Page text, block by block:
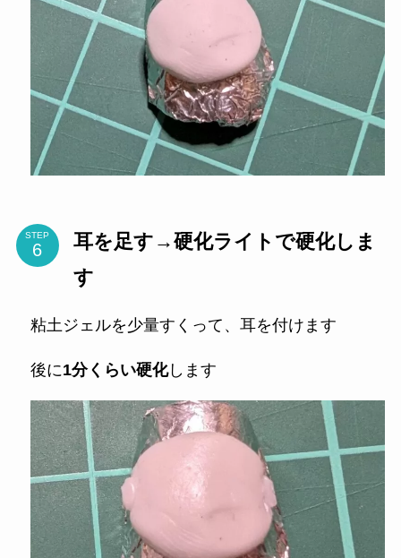
STEP
耳を足す→硬化ライトで硬化しま
す
粘土ジェルを少量すくって、耳を付けます
後に1分くらい硬化します